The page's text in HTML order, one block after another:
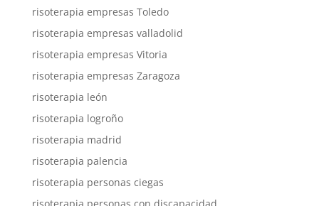
risoterapia empresas Toledo
risoterapia empresas valladolid
risoterapia empresas Vitoria
risoterapia empresas Zaragoza
risoterapia león
risoterapia logroño
risoterapia madrid
risoterapia palencia
risoterapia personas ciegas